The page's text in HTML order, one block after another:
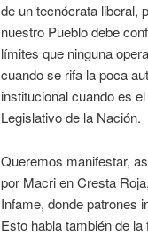
de un tecnócrata liberal,
nuestro Pueblo debe
límites que ninguna
cuando se rifa la poca
institucional cuando es
Legislativo de la Nación.
Queremos manifestar,
por Macri en Cresta
Infame, donde patrones
Esto habla también de